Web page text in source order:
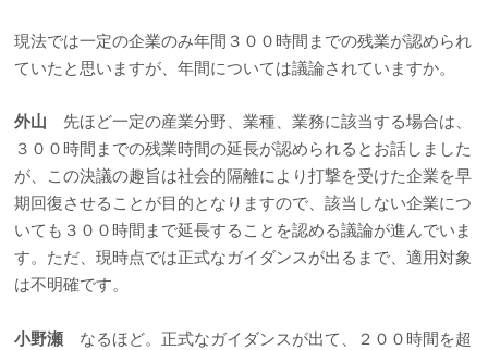
現法では一定の企業のみ年間３００時間までの残業が認められ
ていたと思いますが、年間については議論されていますか。
外山 先ほど一定の産業分野、業種、業務に該当する場合は、
３００時間までの残業時間の延長が認められるとお話しました
が、この決議の趣旨は社会的隔離により打撃を受けた企業を早
期回復させることが目的となりますので、該当しない企業につ
いても３００時間まで延長することを認める議論が進んでいま
す。ただ、現時点では正式なガイダンスが出るまで、適用対象
は不明確です。
小野瀬 なるほど。正式なガイダンスが出て、２００時間を超